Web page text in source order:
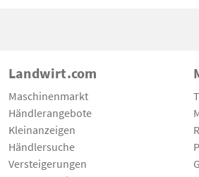
Landwirt.com
Maschinenmarkt
Händlerangebote
Kleinanzeigen
Händlersuche
Versteigerungen